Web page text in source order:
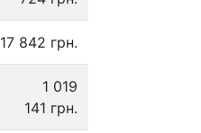
17 842 грн.
1 019
141 грн.